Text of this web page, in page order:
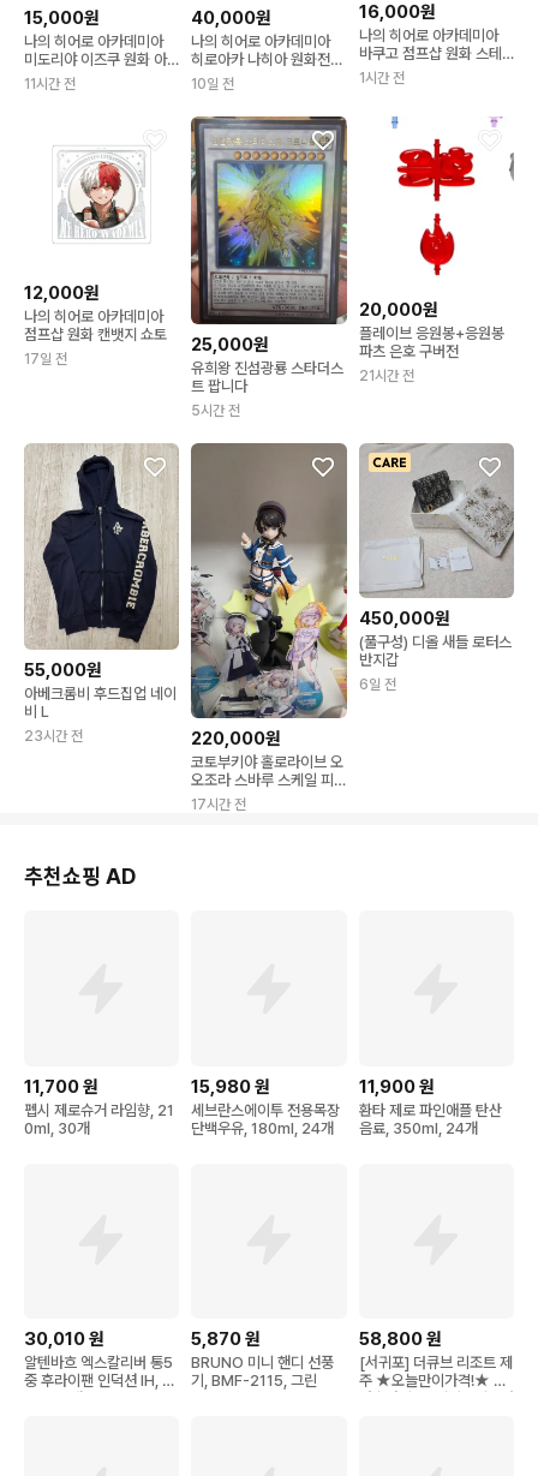
15,000원
나의 히어로 아카데미아
미도리야 이즈쿠 원화 아
크릴 스탠드
11시간 전
40,000원
나의 히어로 아카데미아
히로아카 나히아 원화전
콜렉션 특전 카드 세트
10일 전
16,000원
나의 히어로 아카데미아
바쿠고 점프샵 원화 스테
이터스 카드 2탄
1시간 전
12,000원
나의 히어로 아카데미아
점프샵 원화 캔뱃지 쇼토
17일 전
25,000원
유희왕 진섬광룡 스타더스
트 팝니다
5시간 전
20,000원
플레이브 응원봉+응원봉
파츠 은호 구버전
21시간 전
55,000원
아베크롬비 후드집업 네이
비 L
23시간 전 220,000원
코토부키야 홀로라이브 오
오조라 스바루 스케일 피
규어
17시간 전
450,000원
(풀구성) 디올 새들 로터스
반지갑
6일 전
추천쇼핑 AD
11,700원
펩시 제로슈거 라임향, 21
0ml, 30개
15,980원
세브란스에이투 전용목장
단백우유, 180ml, 24개
11,900원
환타 제로 파인애플 탄산
음료, 350ml, 24개
30,010원
알텐바흐 엑스칼리버 통5
중 후라이팬 인덕션 IH, 2
5,870원
BRUNO 미니 핸디 선풍
기, BMF-2115, 그린
58,800원
[서귀포] 더큐브 리조트 제
주 ★오늘만이가격!★ 인